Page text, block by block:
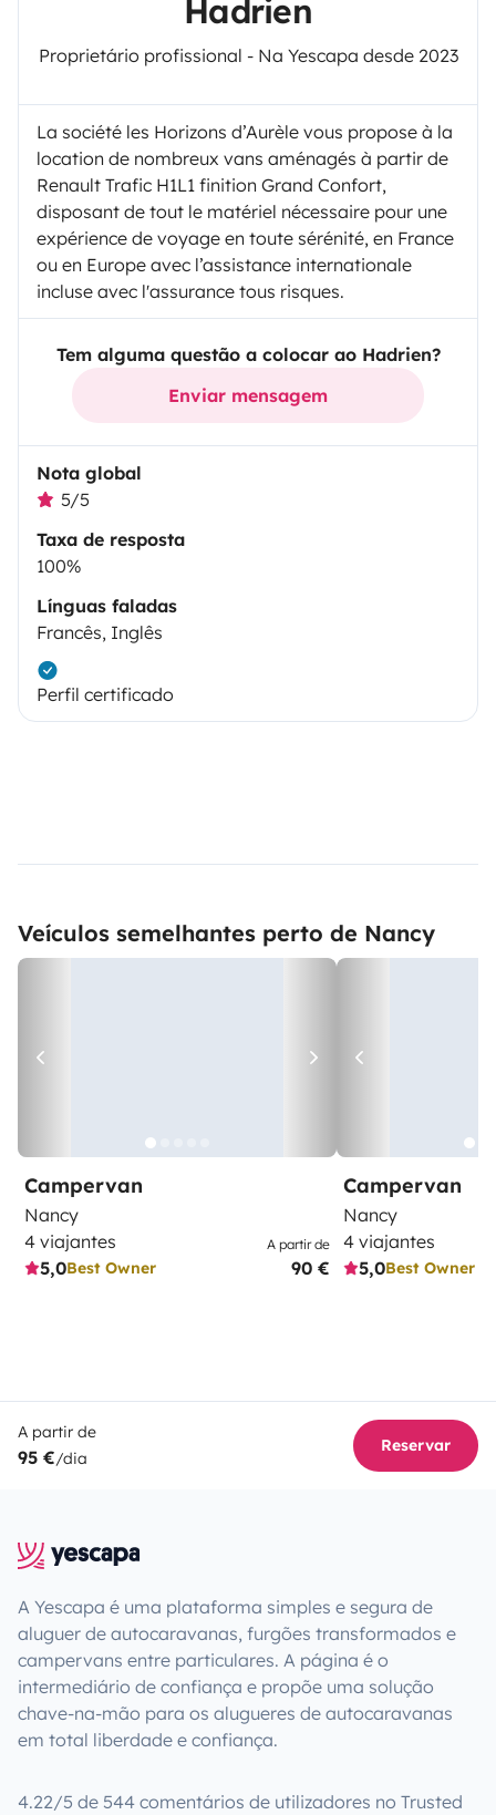
Hadrien
Proprietário profissional - Na Yescapa desde 2023
La société les Horizons d’Aurèle vous propose à la
location de nombreux vans aménagés à partir de
Renault Trafic H1L1 finition Grand Confort,
disposant de tout le matériel nécessaire pour une
expérience de voyage en toute sérénité, en France
ou en Europe avec l’assistance internationale
incluse avec l'assurance tous risques.
Tem alguma questão a colocar ao Hadrien?
Enviar mensagem
Nota global
5/5
Taxa de resposta
100%
Línguas faladas
Francês, Inglês
Perfil certificado
Veículos semelhantes perto de Nancy
Campervan
Nancy
4 viajantes
5,0Best Owner
A partir de
90 €
Campervan
Nancy
4 viajantes
5,0Best Owner
A partir de
95 €/dia
Reservar
A Yescapa é uma plataforma simples e segura de
aluguer de autocaravanas, furgões transformados e
campervans entre particulares. A página é o
intermediário de confiança e propõe uma solução
chave-na-mão para os alugueres de autocaravanas
em total liberdade e confiança.
4.22/5 de 544 comentários de utilizadores no Trusted